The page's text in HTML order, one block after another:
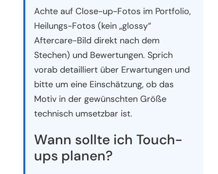
Achte auf Close-up-Fotos im Portfolio,
Heilungs-Fotos (kein „glossy“
Aftercare-Bild direkt nach dem
Stechen) und Bewertungen. Sprich
vorab detailliert über Erwartungen und
bitte um eine Einschätzung, ob das
Motiv in der gewünschten Größe
technisch umsetzbar ist.
Wann sollte ich Touch-
ups planen?